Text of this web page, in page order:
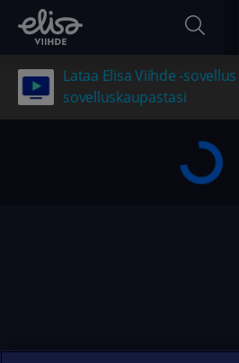
Lataa Elisa Viihde -sovellus
sovelluskaupastasi